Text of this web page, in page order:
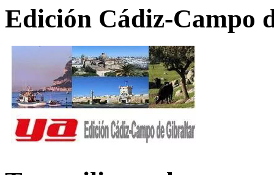
Edición Cádiz-Campo